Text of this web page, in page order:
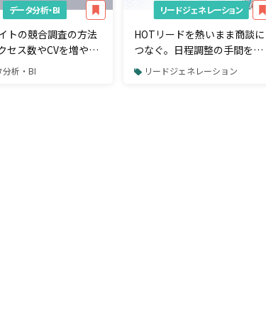
データ分析・BI
トの競合調査の方法
セス数やCVを増やす
るべきポイント
分析・BI
リードジェネレーション
HOTリードを熱いまま商談に
つなぐ。日程調整の手間をカ
ットする「アポ取り専用」ツ
リードジェネレーション